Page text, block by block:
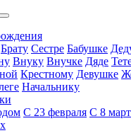
Брату Сестре Бабушке
Внуку Внучке Дяде
Крестному Девушке
Начальнику
С 23 февраля С 8